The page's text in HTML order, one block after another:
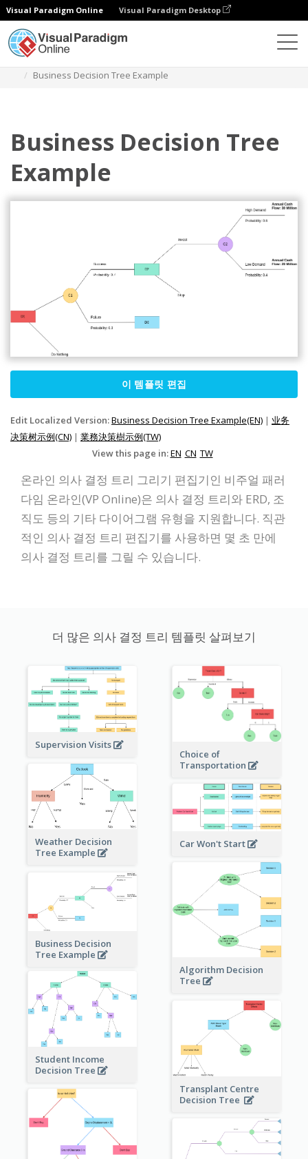
Visual Paradigm Online Visual Paradigm Desktop
Business Decision Tree Example
Business Decision Tree
Example
이 템플릿 편집
Edit Localized Version:Business Decision Tree Example(EN) | 业务
决策树示例(CN) | 業務決策樹示例(TW)
View this page in:EN CN TW
온라인 의사 결정 트리 그리기 편집기인 비주얼 패러
다임 온라인(VP Online)은 의사 결정 트리와 ERD, 조
직도 등의 기타 다이어그램 유형을 지원합니다. 직관
적인 의사 결정 트리 편집기를 사용하면 몇 초 만에
의사 결정 트리를 그릴 수 있습니다.
더 많은 의사 결정 트리 템플릿 살펴보기
Supervision Visits
Choice of
Transportation
Weather Decision
Tree Example
Car Won't Start
Algorithm Decision
Tree
Business Decision
Tree Example
Student Income
Decision Tree
Transplant Centre
Decision Tree